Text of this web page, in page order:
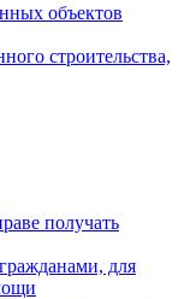
объектов
строительства,
получать
для